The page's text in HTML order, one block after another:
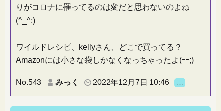
りがコロナに罹ってるのは変だと思わないのよね
(^_^;)
ワイルドレシピ、kellyさん、どこで買ってる？
Amazonには小さな袋しかなくなっちゃったよ(ｰｰ;)
No.543 みっく 2022年12月7日 10:46